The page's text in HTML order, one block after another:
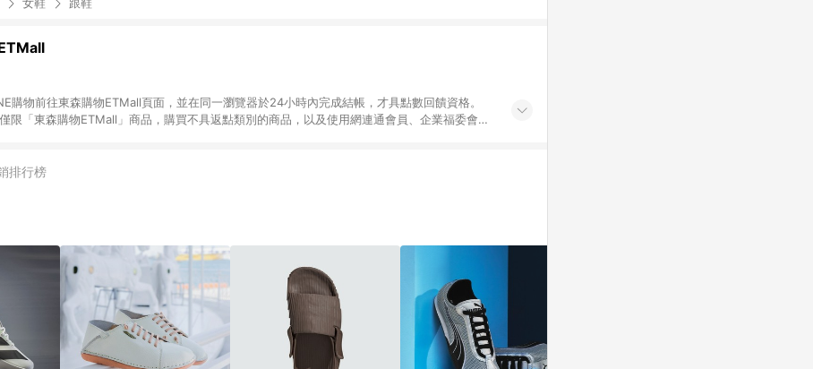
購物前往東森購物ETMall頁面，並在同一瀏覽器於24小時內完成結帳，才具點數回饋資格。
限「東森購物ETMall」商品，購買不具返點類別的商品，以及使用網連通會員、企業福委會員
4. 如取消訂單、退貨、退款或購物中登出東森購物ETMall，將無法獲得點數回饋。 5. 點數回
物設有「單一商品最高回饋點數」機制(特殊活動時開放「回饋無上限」)，以同一訂單中同一
，如顯示之商品規格、顏色、價位、贈品與東森購物ETMall銷售網頁不符，以銷售網頁標示為
請務必於訂單日期+180天以內至LINE購物客服洽詢；若超過180天(含)以上進行申訴，恕無法
數紅包僅限指定商品使用，或不適用於無回饋商品。各點數紅包之適用商品與使用條件請依點數
排行榜